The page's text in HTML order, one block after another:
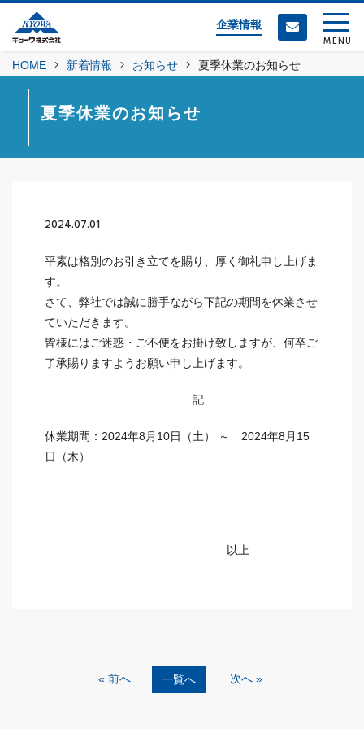
企業情報
MENU
HOME 新着情報 お知らせ 夏季休業のお知らせ
夏季休業のお知らせ
2024.07.01
平素は格別のお引き立てを賜り、厚く御礼申し上げま
す。
さて、弊社では誠に勝手ながら下記の期間を休業させ
ていただきます。
皆様にはご迷惑・ご不便をお掛け致しますが、何卒ご
了承賜りますようお願い申し上げます。
記
休業期間：2024年8月10日（土） ～ 2024年8月15
日（木）
以上
« 前へ 一覧へ 次へ »